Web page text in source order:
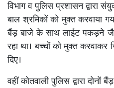
विभाग व पुलिस प्रशासन द्वारा
बाल श्रमिकों को मुक्त करवाया
बैंड़ बाजे के साथ लाईट पकड़ने
रहा था। बच्चों को मुक्त करवाकर
दिए।
वहीं कोतवाली पुलिस द्वारा